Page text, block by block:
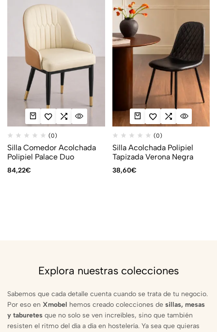
(0)
Silla Comedor Acolchada
Polipiel Palace Duo
84,22€
(0)
Silla Acolchada Polipiel
Tapizada Verona Negra
38,60€
Explora nuestras colecciones
Sabemos que cada detalle cuenta cuando se trata de tu negocio.
Por eso en Xmobel hemos creado colecciones de sillas, mesas
y taburetes que no solo se ven increíbles, sino que también
resisten el ritmo del día a día en hostelería. Ya sea que quieras